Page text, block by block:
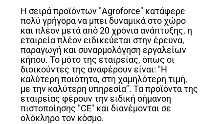
Η σειρά προϊόντων "Agroforce" κατάφερε
πολύ γρήγορα να μπει δυναμικά στο χώρο
και πλέον μετά από 20 χρόνια ανάπτυξης, η
εταιρεία πλέον ειδικεύεται στην έρευνα,
παραγωγή και συναρμολόγηση εργαλείων
κήπου. Το μότο της εταιρείας, όπως οι
διοικούντες της αναφέρουν είναι: "Η
καλύτερη ποιότητα, στη χαμηλότερη τιμή,
με την καλύτερη υπηρεσία". Τα προϊόντα της
εταιρείας φέρουν την ειδική σήμανση
πιστοποίησης "CE" και διανέμονται σε
ολόκληρο τον κόσμο.